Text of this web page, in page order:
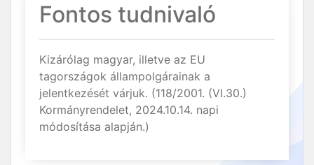
Fontos tudnivaló
Kizárólag magyar, illetve az EU
tagországok állampolgárainak a
jelentkezését várjuk. (118/2001. (VI.30.)
Kormányrendelet, 2024.10.14. napi
módosítása alapján.)